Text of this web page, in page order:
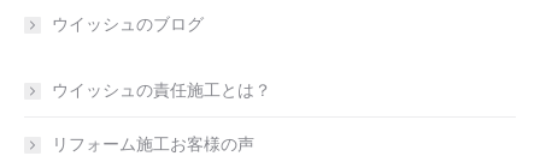
ウイッシュのブログ
ウイッシュの責任施工とは？
リフォーム施工お客様の声